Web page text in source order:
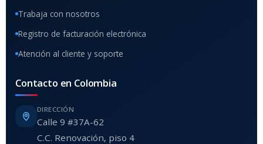
Trabaja con nosotros
Registro de facturación electrónica
Atención al cliente y soporte
Contacto en Colombia
DIRECCIÓN
Calle 9 #37A-62
C.C. Renovación, piso 4